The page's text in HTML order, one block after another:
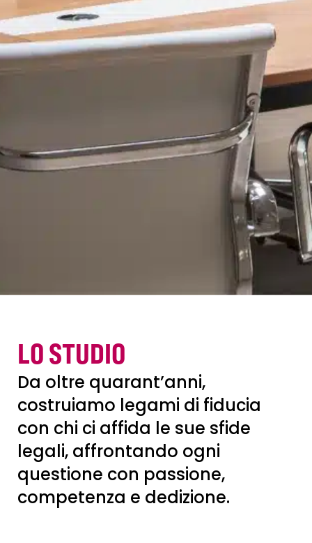
LO STUDIO
Da oltre quarant’anni,
costruiamo legami di fiducia
con chi ci affida le sue sfide
legali, affrontando ogni
questione con passione,
competenza e dedizione.